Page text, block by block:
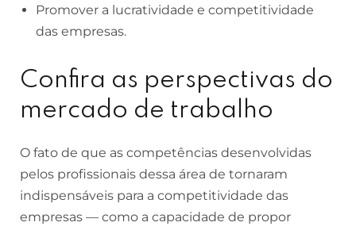
Promover a lucratividade e competitividade
das empresas.
Confira as perspectivas do
mercado de trabalho
O fato de que as competências desenvolvidas
pelos profissionais dessa área de tornaram
indispensáveis para a competitividade das
empresas — como a capacidade de propor